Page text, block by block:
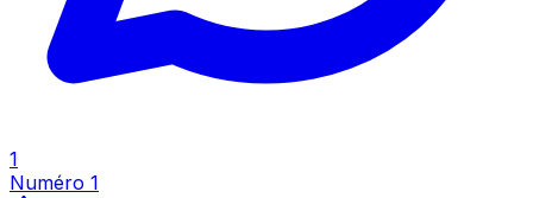
Inspecter
1
Numéro 1